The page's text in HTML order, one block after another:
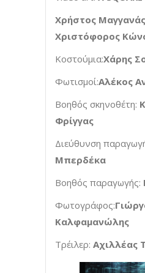
Χρήστος
Χριστόφορος
Κοστούμια:Χάρης
Φωτισμοί:Αλέκος
Βοηθός σκηνοθέτη:
Φρίγγας
Διεύθυνση
Μπερδέκα
Βοηθός παραγωγής:
Φωτογράφος:
Καλφαμανώλης
Τρέιλερ: Αχιλλέας